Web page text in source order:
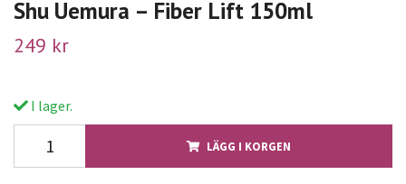
Shu Uemura – Fiber Lift 150ml
249 kr
I lager.
LÄGG I KORGEN